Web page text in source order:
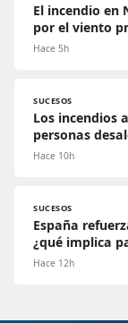
El incendio en
por el viento
Hace 5h
SUCESOS
Los incendios
personas
Hace 10h
SUCESOS
España
¿qué implica
Hace 12h